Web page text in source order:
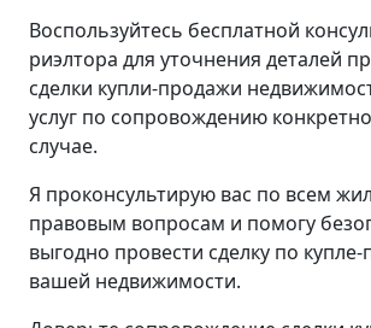
Воспользуйтесь бесплатной
риэлтора для уточнения деталей
сделки купли-продажи
услуг по сопровождению
случае.
Я проконсультирую вас по всем
правовым вопросам и помогу
выгодно провести сделку по
вашей недвижимости.